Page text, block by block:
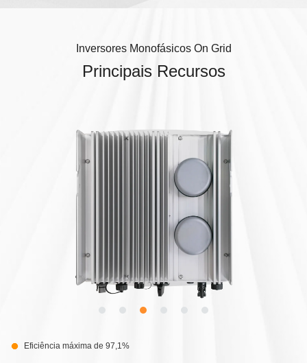
Inversores Monofásicos On Grid
Principais Recursos
Eficiência máxima de 97,1%